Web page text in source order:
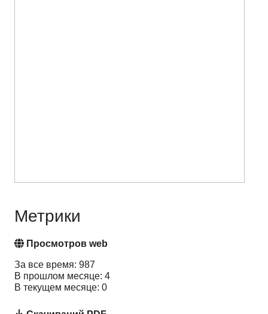
Метрики
Просмотров web
За все время: 987
В прошлом месяце: 4
В текущем месяце: 0